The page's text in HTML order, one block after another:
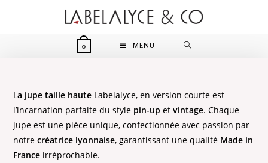
0 MENU
La jupe taille haute Labelalyce, en version courte est
l’incarnation parfaite du style pin-up etvintage. Chaque
jupe est une pièce unique, confectionnée avec passion par
notrecréatrice lyonnaise, garantissant une qualité Made in
France irréprochable.